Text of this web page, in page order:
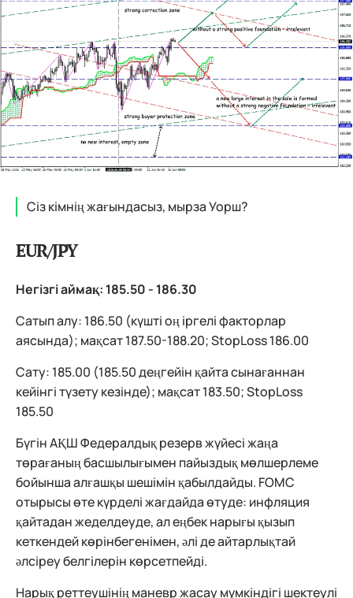
Сіз кімнің жағындасыз, мырза Уорш?
EUR/JPY
Негізгі аймақ: 185.50 - 186.30
Сатып алу: 186.50 (күшті оң іргелі факторлар
аясында); мақсат 187.50-188.20; StopLoss 186.00
Сату: 185.00 (185.50 деңгейін қайта сынағаннан
кейінгі түзету кезінде); мақсат 183.50; StopLoss
185.50
Бүгін АҚШ Федералдық резерв жүйесі жаңа
төрағаның басшылығымен пайыздық мөлшерлеме
бойынша алғашқы шешімін қабылдайды. FOMC
отырысы өте күрделі жағдайда өтуде: инфляция
қайтадан жеделдеуде, ал еңбек нарығы қызып
кеткендей көрінбегенімен, әлі де айтарлықтай
әлсіреу белгілерін көрсетпейді.
Нарық реттеушінің маневр жасау мүмкіндігі шектеулі